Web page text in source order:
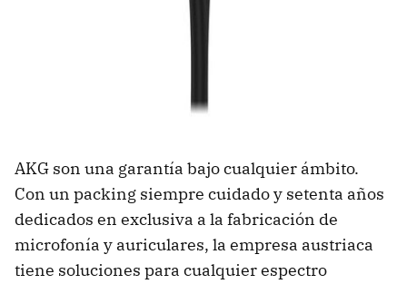
AKG son una garantía bajo cualquier ámbito.
Con un packing siempre cuidado y setenta años
dedicados en exclusiva a la fabricación de
microfonía y auriculares, la empresa austriaca
tiene soluciones para cualquier espectro